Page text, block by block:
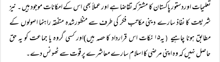
تعلیمات اوردستور پاکستان کا مشترکہ تقاضا ہے اور عملاً بھی اس کے امکانات موجود ہیں ۔ نیز
شریعت کا نفاذ سارے دینی مکاتب فکر کی طرف سے منظورشدہ متفقہ راہنما اصولوں کے
مطابق ہونا چاہیے (
یہ۱۵ نکات اس قرارداد کا حصہ ہیں)اور کسی گروہ یا جماعت کو یہ حق
حاصل نہیں کہ وہ اپنی مرضی کا اسلام سارے معاشرے پرقوت سے ٹھو نس دے۔